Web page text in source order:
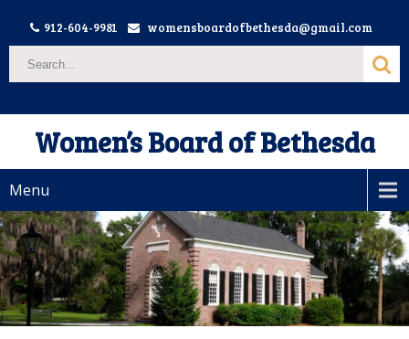
912-604-9981 womensboardofbethesda@gmail.com
Women’s Board of Bethesda
Menu